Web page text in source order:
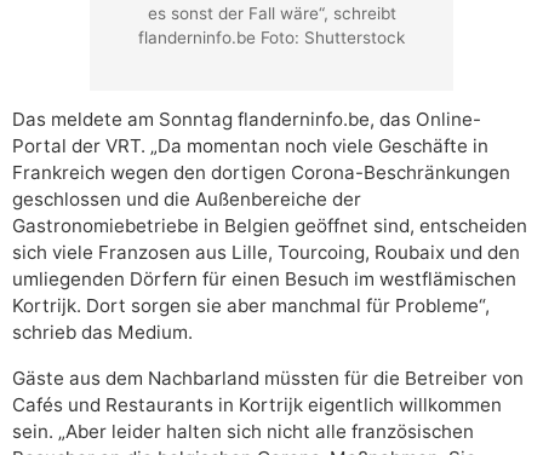
es sonst der Fall wäre“, schreibt
flanderninfo.be Foto: Shutterstock
Das meldete am Sonntag flanderninfo.be, das Online-
Portal der VRT. „Da momentan noch viele Geschäfte in
Frankreich wegen den dortigen Corona-Beschränkungen
geschlossen und die Außenbereiche der
Gastronomiebetriebe in Belgien geöffnet sind, entscheiden
sich viele Franzosen aus Lille, Tourcoing, Roubaix und den
umliegenden Dörfern für einen Besuch im westflämischen
Kortrijk. Dort sorgen sie aber manchmal für Probleme“,
schrieb das Medium.
Gäste aus dem Nachbarland müssten für die Betreiber von
Cafés und Restaurants in Kortrijk eigentlich willkommen
sein. „Aber leider halten sich nicht alle französischen